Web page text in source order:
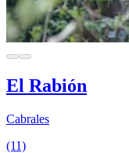
El Rabión
Cabrales
(11)